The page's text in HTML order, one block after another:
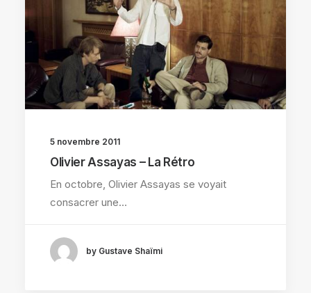
5 novembre 2011
Olivier Assayas – La Rétro
En octobre, Olivier Assayas se voyait
consacrer une…
by Gustave Shaïmi